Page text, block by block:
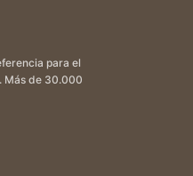
para el
Más de 30.000